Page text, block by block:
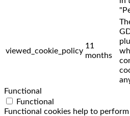
viewed_cookie_policy
11
months
Functional
Functional
Functional cookies help to